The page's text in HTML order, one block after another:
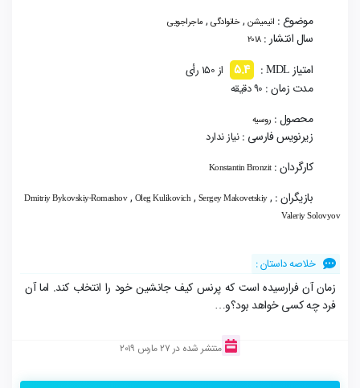
موضوع : انیمیشن ,خانوادگی , ماجراجویی
سال انتشار :2018
امتیاز MDL : 5.4 از 150 رأی
مدت زمان : 90 دقیقه
محصول : روسیه
زیرنویس فارسی :نیاز ندارد
کارگردان :Konstantin Bronzit
بازیگران : Dmitriy Bykovskiy-Romashov, Oleg Kulikovich, Sergey Makovetskiy,
Valeriy Solovyov
خلاصه داستان :
زمان آن فرارسیده است که پرنس کیف جانشین خود را انتخاب کند. اما آن
فرد چه کسی خواهد بود؟و…
منتشر شده در 27 مارس 2019